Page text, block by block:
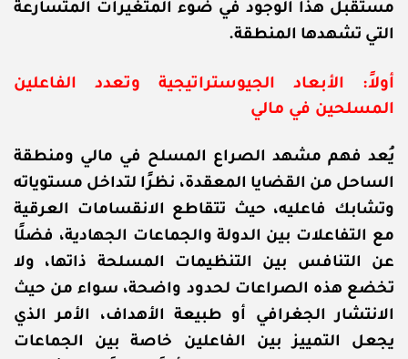
مستقبل هذا الوجود في ضوء المتغيرات المتسارعة
التي تشهدها المنطقة.
أولاً: الأبعاد الجيوستراتيجية وتعدد الفاعلين
المسلحين في مالي
يُعد فهم مشهد الصراع المسلح في مالي ومنطقة
الساحل من القضايا المعقدة، نظرًا لتداخل مستوياته
وتشابك فاعليه، حيث تتقاطع الانقسامات العرقية
مع التفاعلات بين الدولة والجماعات الجهادية، فضلًا
عن التنافس بين التنظيمات المسلحة ذاتها، ولا
تخضع هذه الصراعات لحدود واضحة، سواء من حيث
الانتشار الجغرافي أو طبيعة الأهداف، الأمر الذي
يجعل التمييز بين الفاعلين خاصة بين الجماعات